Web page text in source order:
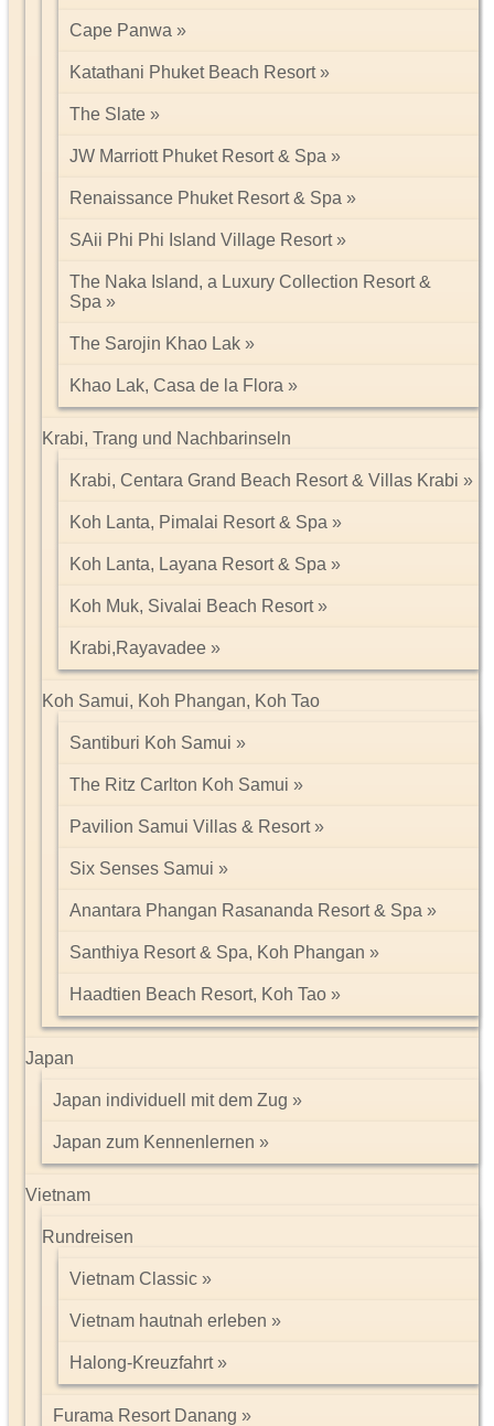
Cape Panwa
Katathani Phuket Beach Resort
The Slate
JW Marriott Phuket Resort & Spa
Renaissance Phuket Resort & Spa
SAii Phi Phi Island Village Resort
The Naka Island, a Luxury Collection Resort &
Spa
The Sarojin Khao Lak
Khao Lak, Casa de la Flora
Krabi, Trang und Nachbarinseln
Krabi, Centara Grand Beach Resort & Villas Krabi
Koh Lanta, Pimalai Resort & Spa
Koh Lanta, Layana Resort & Spa
Koh Muk, Sivalai Beach Resort
Krabi,Rayavadee
Koh Samui, Koh Phangan, Koh Tao
Santiburi Koh Samui
The Ritz Carlton Koh Samui
Pavilion Samui Villas & Resort
Six Senses Samui
Anantara Phangan Rasananda Resort & Spa
Santhiya Resort & Spa, Koh Phangan
Haadtien Beach Resort, Koh Tao
Japan
Japan individuell mit dem Zug
Japan zum Kennenlernen
Vietnam
Rundreisen
Vietnam Classic
Vietnam hautnah erleben
Halong-Kreuzfahrt
Furama Resort Danang